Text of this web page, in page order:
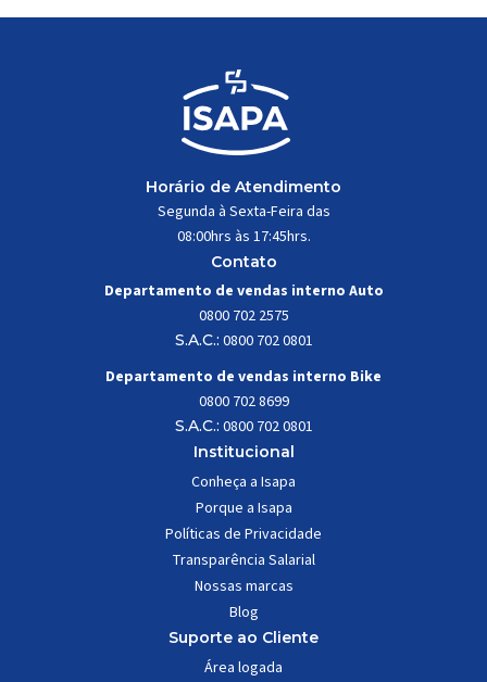
Horário de Atendimento
Segunda à Sexta-Feira das
08:00hrs às 17:45hrs.
Contato
Departamento de vendas interno Auto
0800 702 2575
S.A.C.: 0800 702 0801
Departamento de vendas interno Bike
0800 702 8699
S.A.C.: 0800 702 0801
Institucional
Conheça a Isapa
Porque a Isapa
Políticas de Privacidade
Transparência Salarial
Nossas marcas
Blog
Suporte ao Cliente
Área logada